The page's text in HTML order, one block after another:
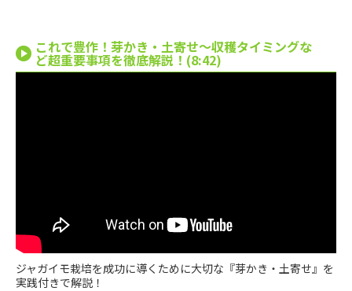
これで豊作！芽かき・土寄せ〜収穫タイミングな
ど超重要事項を徹底解説！(8:42)
ジャガイモ栽培を成功に導くために大切な『芽かき・土寄せ』を
実践付きで解説！